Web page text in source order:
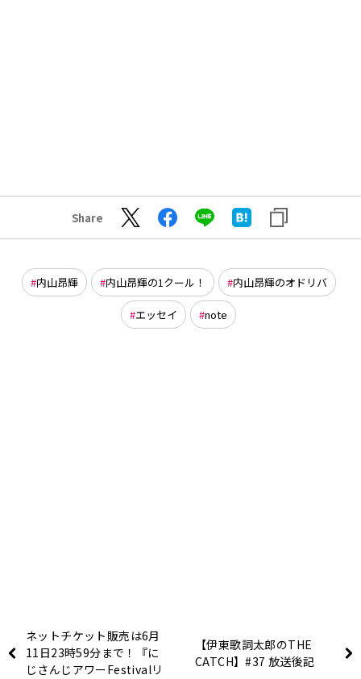
Share
内山昂輝 内山昂輝の1クール！ 内山昂輝のオドリバ
エッセイ note
ネットチケット販売は6月
11日23時59分まで！『に
じさんじアワーFestivalリ
【伊東歌詞太郎のTHE
CATCH】#37 放送後記